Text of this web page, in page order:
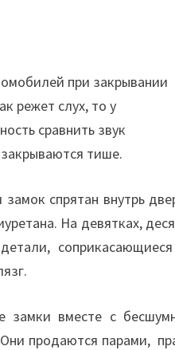
при закрывании
режет слух, то у
сравнить звук
тише.
спрятан внутрь
На девятках,
замки вместе с
продаются парами,